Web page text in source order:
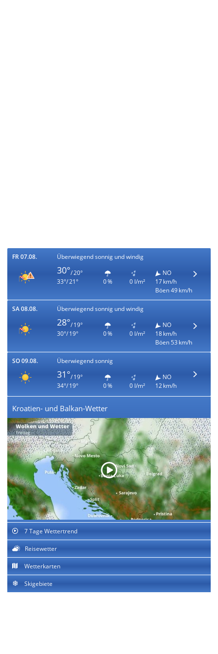
FR 07.08. Überwiegend sonnig und windig
30°/ 20°
33°/ 21°
0 % 0 l/m²
NO
17 km/h
Böen 49 km/h
SA 08.08. Überwiegend sonnig und windig
28°/ 19°
30°/ 19°
0 % 0 l/m²
NO
18 km/h
Böen 53 km/h
SO 09.08. Überwiegend sonnig
31°/ 19°
34°/ 19°
0 % 0 l/m²
NO
12 km/h
Kroatien- und Balkan-Wetter
7 Tage Wettertrend
Reisewetter
Wetterkarten
Skigebiete